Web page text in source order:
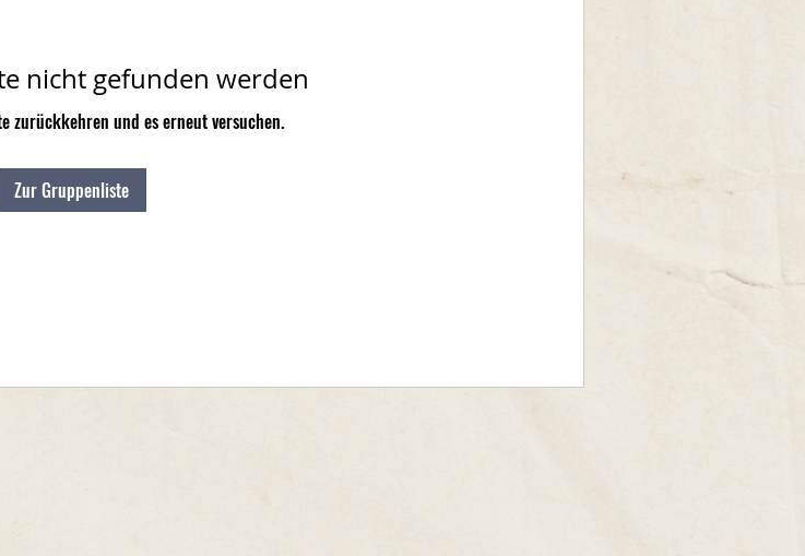
nicht gefunden werden
zurückkehren und es erneut versuchen.
Zur Gruppenliste